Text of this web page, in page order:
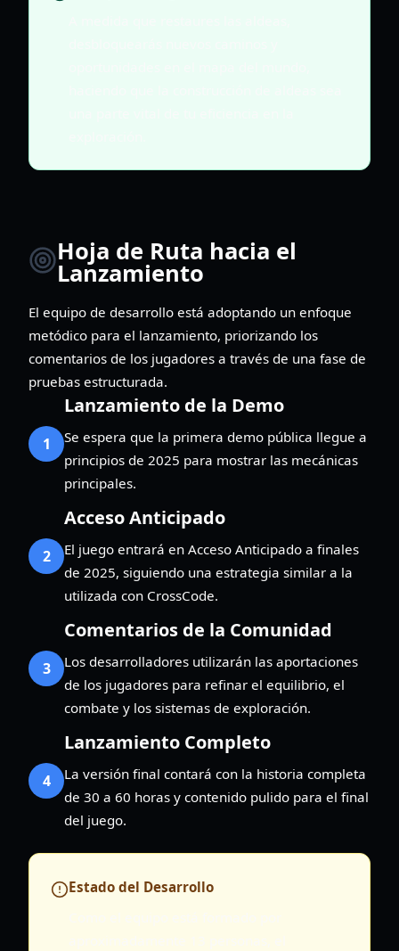
Hoja de Ruta hacia el
Lanzamiento
El equipo de desarrollo está adoptando un enfoque
metódico para el lanzamiento, priorizando los
comentarios de los jugadores a través de una fase de
pruebas estructurada.
1
Lanzamiento de la Demo
Se espera que la primera demo pública llegue a
principios de 2025 para mostrar las mecánicas
principales.
2
Acceso Anticipado
El juego entrará en Acceso Anticipado a finales
de 2025, siguiendo una estrategia similar a la
utilizada con CrossCode.
3
Comentarios de la Comunidad
Los desarrolladores utilizarán las aportaciones
de los jugadores para refinar el equilibrio, el
combate y los sistemas de exploración.
4
Lanzamiento Completo
La versión final contará con la historia completa
de 30 a 60 horas y contenido pulido para el final
del juego.
Estado del Desarrollo